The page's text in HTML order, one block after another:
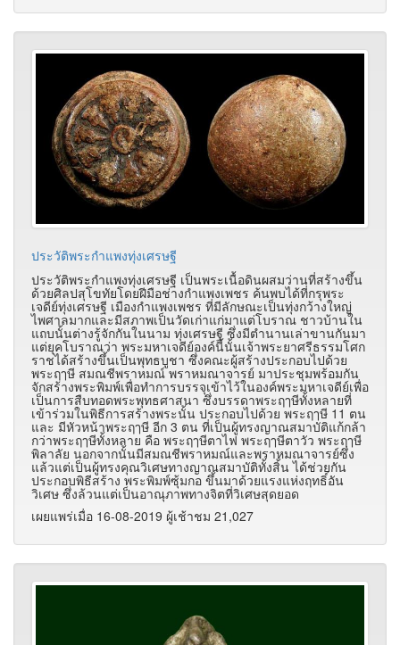
ประวัติพระกำแพงทุ่งเศรษฐี
ประวัติพระกำแพงทุ่งเศรษฐี เป็นพระเนื้อดินผสมว่านที่สร้างขึ้น
ด้วยศิลปสุโขทัยโดยฝีมือช่างกำแพงเพชร ค้นพบได้ที่กรุพระ
เจดีย์ทุ่งเศรษฐี เมืองกำแพงเพชร ที่มีลักษณะเป็นทุ่งกว้างใหญ่
ไพศาลมากและมีสภาพเป็นวัดเก่าแก่มาแต่โบราณ ชาวบ้านใน
แถบนั้นต่างรู้จักกันในนาม ทุ่งเศรษฐี ซึ่งมีตำนานเล่าขานกันมา
แต่ยุคโบราณว่า พระมหาเจดีย์องค์นี้นั้นเจ้าพระยาศรีธรรมโศก
ราชได้สร้างขึ้นเป็นพุทธบูชา ซึ่งคณะผู้สร้างประกอบไปด้วย
พระฤๅษี สมณชีพราหมณ์ พราหมณาจารย์ มาประชุมพร้อมกัน
จักสร้างพระพิมพ์เพื่อทำการบรรจุเข้าไว้ในองค์พระมหาเจดีย์เพื่อ
เป็นการสืบทอดพระพุทธศาสนา ซึ่งบรรดาพระฤๅษีทั้งหลายที่
เข้าร่วมในพิธีการสร้างพระนั้น ประกอบไปด้วย พระฤๅษี 11 ตน
และ มีหัวหน้าพระฤๅษี อีก 3 ตน ที่เป็นผู้ทรงญาณสมาบัติแก้กล้า
กว่าพระฤๅษีทั้งหลาย คือ พระฤๅษีตาไฟ พระฤๅษีตาวัว พระฤๅษี
พิลาลัย นอกจากนั้นมีสมณชีพราหมณ์และพราหมณาจารย์ซึ่ง
แล้วแต่เป็นผู้ทรงคุณวิเศษทางญาณสมาบัติทั้งสิ้น ได้ช่วยกัน
ประกอบพิธีสร้าง พระพิมพ์ซุ้มกอ ขึ้นมาด้วยแรงแห่งฤทธิ์อัน
วิเศษ ซึ่งล้วนแต่เป็นอาณุภาพทางจิตที่วิเศษสุดยอด
เผยแพร่เมื่อ 16-08-2019 ผู้เช้าชม 21,027